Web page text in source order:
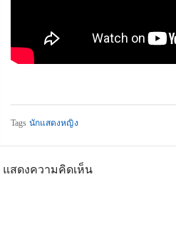
Tags นักแสดงหญิง
แสดงความคิดเห็น